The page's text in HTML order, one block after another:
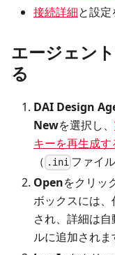
接続詳細と設定
エージェン
る
DAI Design
Newを選択し、
キーを再生成す
（ .ini ファイ
Openをクリッ
ボックスには
され、詳細は
ルに追加されま